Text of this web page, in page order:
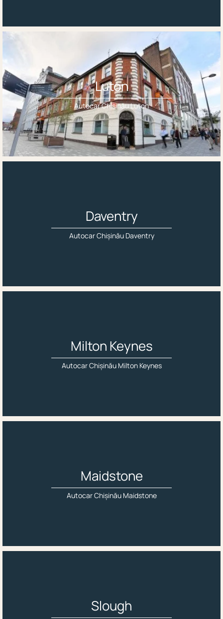
Luton
Autocar Chișinău Luton
Daventry
Autocar Chișinău Daventry
Milton Keynes
Autocar Chișinău Milton Keynes
Maidstone
Autocar Chișinău Maidstone
Slough